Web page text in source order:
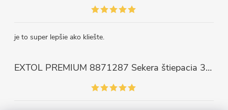
je to super lepšie ako kliešte.
EXTOL PREMIUM 8871287 Sekera štiepacia 3500g, nylónová násada 910mm